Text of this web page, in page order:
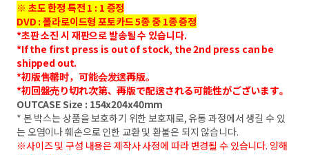
※ 초도 한정 특전 1 : 1 증정
DVD : 폴라로이드형 포토카드 5종 중 1종 증정
*초판 소진 시 재판으로 발송될 수 있습니다.
*If the first press is out of stock, the 2nd press can be
shipped out.
*初版售罄时，可能会发送再版。
*初回盤売り切れ次第、再版で配送される可能性がございます。
OUTCASE Size : 154x204x40mm
* 본 박스는 상품을 보호하기 위한 보호재로, 유통 과정에서 생길 수 있
는 오염이나 훼손으로 인한 교환 및 환불은 되지 않습니다.
※사이즈 및 구성 내용은 제작사 사정에 따라 변경될 수 있습니다. 양해